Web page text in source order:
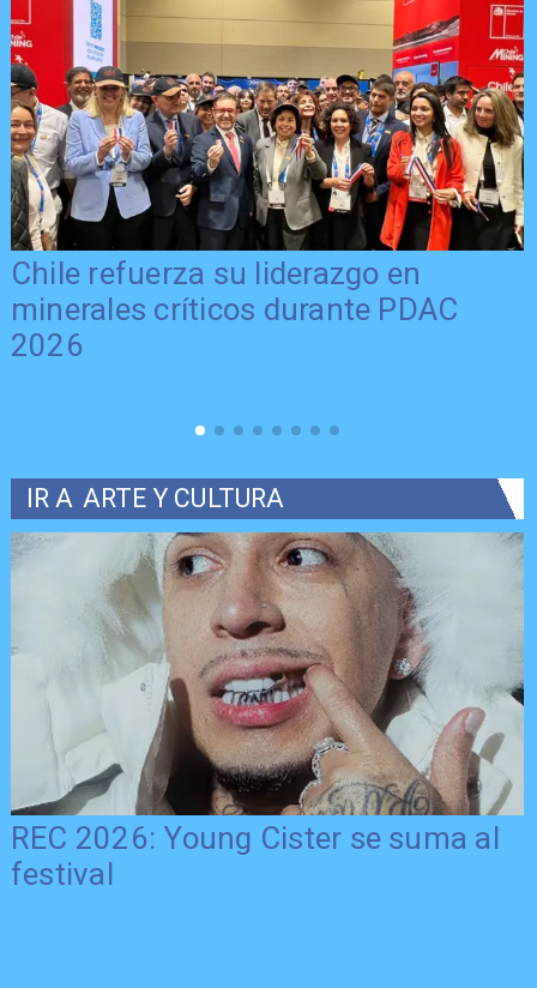
Chile refuerza su liderazgo en
minerales críticos durante PDAC
2026
IR A ARTE Y CULTURA
REC 2026: Young Cister se suma al
festival